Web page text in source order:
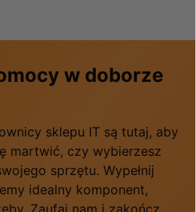
w doborze
sklepu IT są tutaj, aby
martwić, czy wybierzesz
sprzętu. Wypełnij
idealny komponent,
Zaufaj nam i zakończ